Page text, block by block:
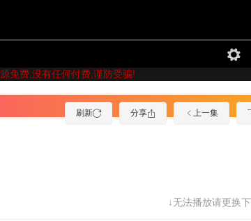
免费,没有任何付费,谨防受骗!
刷新 分享 上一集
↓无法播放请更换